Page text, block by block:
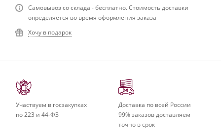
Самовывоз со склада - бесплатно. Стоимость доставки
определяется во время оформления заказа
Хочу в подарок
Участвуем в госзакупках
по 223 и 44-ФЗ
Доставка по всей России
99% заказов доставляем
точно в срок